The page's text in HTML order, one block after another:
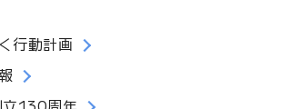
行動計画